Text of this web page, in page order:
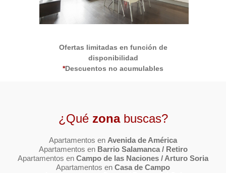
Ofertas limitadas en función de
disponibilidad
*Descuentos no acumulables
¿Qué zonabuscas?
Apartamentos en Avenida de América
Apartamentos en Barrio Salamanca / Retiro
Apartamentos en Campo de las Naciones / Arturo Soria
Apartamentos en Casa de Campo